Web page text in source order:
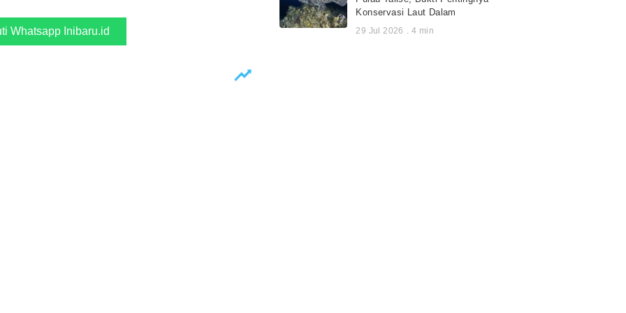
Whatsapp Inibaru.id
Konservasi Laut Dalam
29 Jul 2026 . 4 min